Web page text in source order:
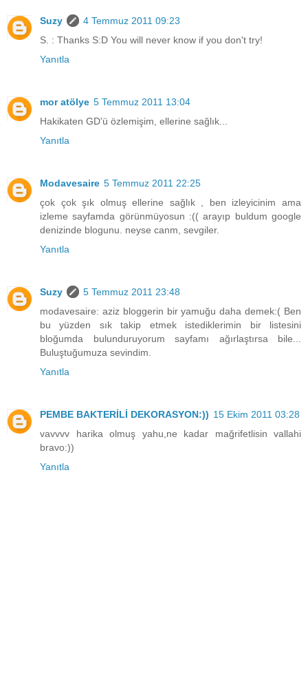
Suzy
4 Temmuz 2011 09:23
S. : Thanks S:D You will never know if you don't try!
Yanıtla
mor atölye 5 Temmuz 2011 13:04
Hakikaten GD'ü özlemişim, ellerine sağlık...
Yanıtla
Modavesaire 5 Temmuz 2011 22:25
çok çok şık olmuş ellerine sağlık , ben izleyicinim ama
izleme sayfamda görünmüyosun :(( arayıp buldum google
denizinde blogunu. neyse canm, sevgiler.
Yanıtla
Suzy
5 Temmuz 2011 23:48
modavesaire: aziz bloggerin bir yamuğu daha demek:( Ben
bu yüzden sık takip etmek istediklerimin bir listesini
bloğumda bulunduruyorum sayfamı ağırlaştırsa bile...
Buluştuğumuza sevindim.
Yanıtla
PEMBE BAKTERİLİ DEKORASYON:)) 15 Ekim 2011 03:28
vavvvv harika olmuş yahu,ne kadar mağrifetlisin vallahi
bravo:))
Yanıtla